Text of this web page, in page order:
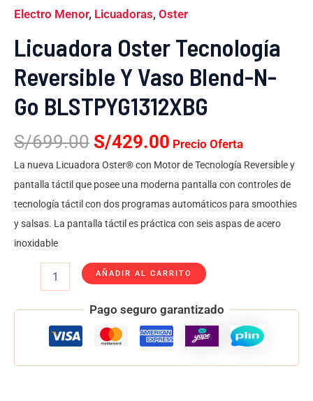
Electro Menor, Licuadoras, Oster
Licuadora Oster Tecnología
Reversible Y Vaso Blend-N-
Go BLSTPYG1312XBG
S/699.00 S/429.00 Precio Oferta
La nueva Licuadora Oster® con Motor de Tecnología Reversible y
pantalla táctil que posee una moderna pantalla con controles de
tecnología táctil con dos programas automáticos para smoothies
y salsas. La pantalla táctil es práctica con seis aspas de acero
inoxidable
AÑADIR AL CARRITO
Pago seguro garantizado